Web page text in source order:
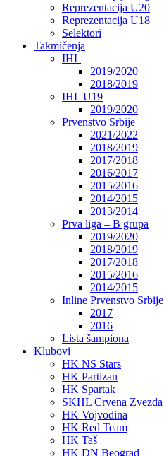
Reprezentacija U20
Reprezentacija U18
Selektori
Takmičenja
IHL
2019/2020
2018/2019
IHL U19
2019/2020
Prvenstvo Srbije
2021/2022
2018/2019
2017/2018
2016/2017
2015/2016
2014/2015
2013/2014
Prva liga – B grupa
2019/2020
2018/2019
2017/2018
2015/2016
2014/2015
Inline Prvenstvo Srbije
2017
2016
Lista šampiona
Klubovi
HK NS Stars
HK Partizan
HK Spartak
SKHL Crvena Zvezda
HK Vojvodina
HK Red Team
HK Taš
HK DN Beograd